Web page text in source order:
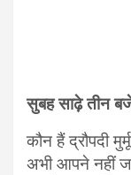
सुबह साढ़े तीन
कौन हैं द्रौपदी
अभी आपने नहीं